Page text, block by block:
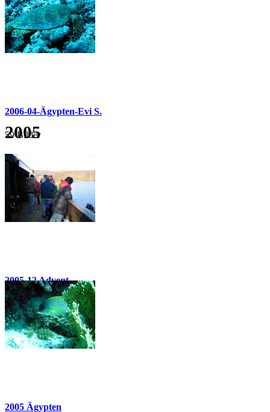
49 Bilder
2006-04-Ägypten-Evi S.
59 Bilder
2005
2005-12 Advent
26 Bilder
2005 Ägypten